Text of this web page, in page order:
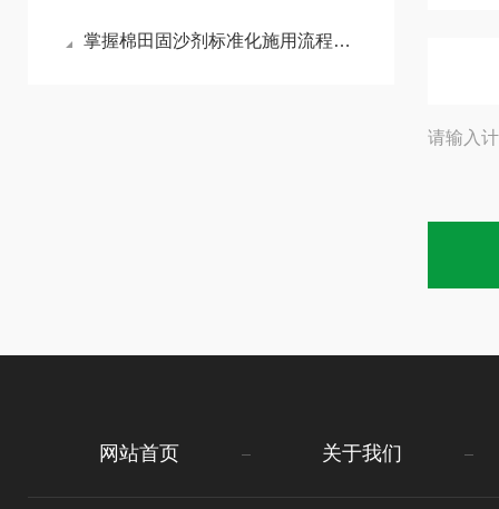
掌握棉田固沙剂标准化施用流程减少风沙侵蚀对棉苗的损伤
请输入
网站首页 关于我们